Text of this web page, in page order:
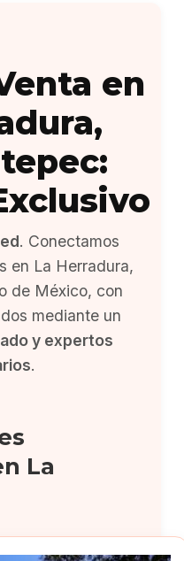
en
. Conectamos
en La Herradura,
de México, con
mediante un
y expertos
.
La